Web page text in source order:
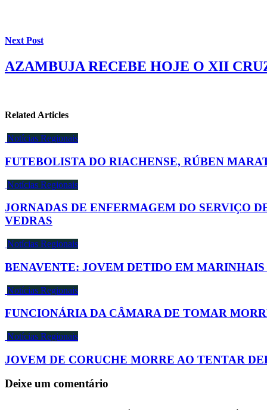
Next Post
AZAMBUJA RECEBE HOJE O XII
Related Articles
Notícias Regionais
FUTEBOLISTA DO RIACHENSE, RÚBEN
Notícias Regionais
JORNADAS DE ENFERMAGEM DO SERVIÇO
VEDRAS
Notícias Regionais
BENAVENTE: JOVEM DETIDO EM
Notícias Regionais
FUNCIONÁRIA DA CÂMARA DE TOMAR
Notícias Regionais
JOVEM DE CORUCHE MORRE AO TENTAR
Deixe um comentário